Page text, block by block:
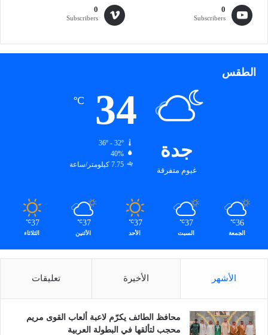
0
Subscribers
0
Subscribers
الطقس
جدة
غيوم متفرقة
34
℃
36º - 32º
40%
7.75 كيلومتر/ساعة
36
℃
الجمعة
37
℃
السبت
37
℃
الأحد
37
℃
الأثنين
37
℃
الثلاثاء
الأشهر الأخيرة تعليقات
محافظ الطائف يكرّم لاعبة ألعاب القوى مريم
محجب لتألقها في البطولة العربية